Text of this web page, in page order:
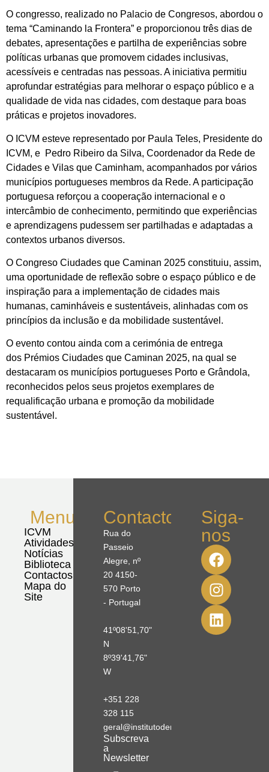
O congresso, realizado no Palacio de Congresos, abordou o
tema “Caminando la Frontera” e proporcionou três dias de
debates, apresentações e partilha de experiências sobre
políticas urbanas que promovem cidades inclusivas,
acessíveis e centradas nas pessoas. A iniciativa permitiu
aprofundar estratégias para melhorar o espaço público e a
qualidade de vida nas cidades, com destaque para boas
práticas e projetos inovadores.
O ICVM esteve representado por Paula Teles, Presidente do
ICVM, e Pedro Ribeiro da Silva, Coordenador da Rede de
Cidades e Vilas que Caminham, acompanhados por vários
municípios portugueses membros da Rede. A participação
portuguesa reforçou a cooperação internacional e o
intercâmbio de conhecimento, permitindo que experiências
e aprendizagens pudessem ser partilhadas e adaptadas a
contextos urbanos diversos.
O Congreso Ciudades que Caminan 2025 constituiu, assim,
uma oportunidade de reflexão sobre o espaço público e de
inspiração para a implementação de cidades mais
humanas, caminháveis e sustentáveis, alinhadas com os
princípios da inclusão e da mobilidade sustentável.
O evento contou ainda com a cerimónia de entrega
dos Prémios Ciudades que Caminan 2025, na qual se
destacaram os municípios portugueses Porto e Grândola,
reconhecidos pelos seus projetos exemplares de
requalificação urbana e promoção da mobilidade
sustentável.
Menu
ICVM
Atividades
Notícias
Biblioteca
Contactos
Mapa do
Site
Contactos
Rua do
Passeio
Alegre, nº
20 4150-
570 Porto
- Portugal
41º08'51,70"
N
8º39'41,76"
W
+351 228
328 115
geral@institutodemobilidade.org
Subscreva
a
Newsletter
Siga-
nos